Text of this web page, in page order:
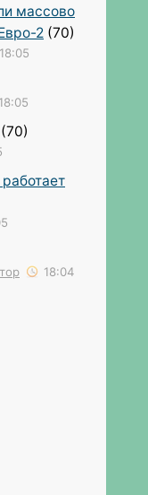
массово
2 (70)
18:05
18:05
(70)
18:04